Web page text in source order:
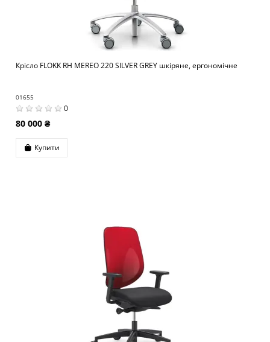
Крісло FLOKK RH MEREO 220 SILVER GREY шкіряне, ергономічне
01655
0
80 000 ₴
Купити